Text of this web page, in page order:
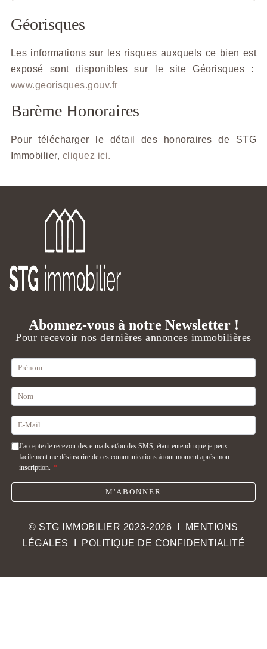
Géorisques
Les informations sur les risques auxquels ce bien est
exposé sont disponibles sur le site Géorisques :
www.georisques.gouv.fr
Barème Honoraires
Pour télécharger le détail des honoraires de STG
Immobilier, cliquez ici.
Abonnez-vous à notre Newsletter !
Pour recevoir nos dernières annonces immobilières
J'accepte de recevoir des e-mails et/ou des SMS, étant entendu que je peux
facilement me désinscrire de ces communications à tout moment après mon
inscription. *
M'ABONNER
© STG IMMOBILIER 2023-2026 I
MENTIONS
LÉGALES
POLITIQUE DE CONFIDENTIALITÉ